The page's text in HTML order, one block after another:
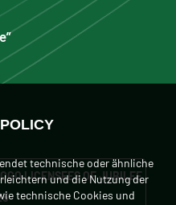
LICENSEES OF JUBILEE
technische oder ähnliche
und die Nutzung der
technische Cookies und